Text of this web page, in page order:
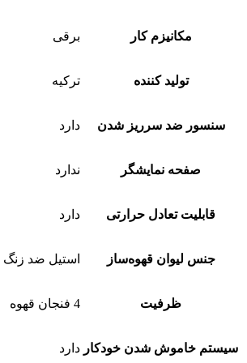
مکانیزم کار برقی
تولید کننده ترکیه
سنسور ضد سرریز شدن دارد
صفحه نمایشگر ندارد
قابلیت تعادل حرارتی دارد
جنس لیوان قهوه‌ساز استیل ضد زنگ
ظرفیت 4 فنجان قهوه
سیستم خاموش شدن خودکار دارد